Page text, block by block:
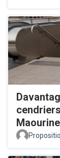
Maourine